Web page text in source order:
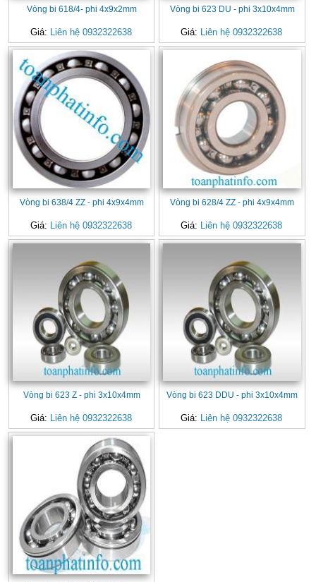
Vòng bi 618/4- phi 4x9x2mm
Giá: Liên hệ 0932322638
Vòng bi 623 DU - phi 3x10x4mm
Giá: Liên hệ 0932322638
Vòng bi 638/4 ZZ - phi 4x9x4mm
Giá: Liên hệ 0932322638
Vòng bi 628/4 ZZ - phi 4x9x4mm
Giá: Liên hệ 0932322638
Vòng bi 623 Z - phi 3x10x4mm
Giá: Liên hệ 0932322638
Vòng bi 623 DDU - phi 3x10x4mm
Giá: Liên hệ 0932322638